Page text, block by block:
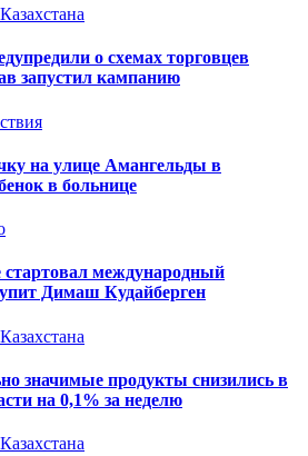
о схемах торговцев
запустил кампанию
на улице Амангельды в
в больнице
международный
Димаш Кудайберген
значимые продукты снизились в
на 0,1% за неделю